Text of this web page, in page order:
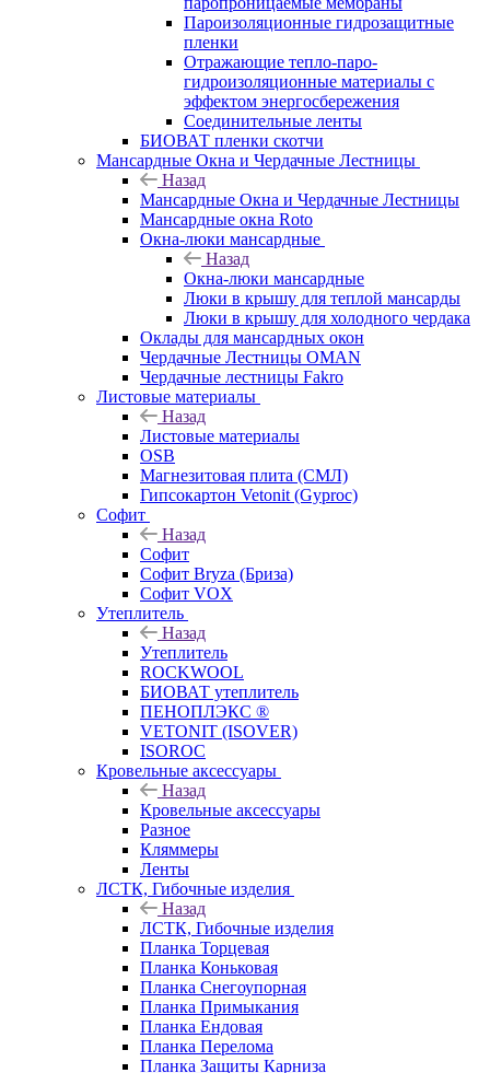
Пароизоляционные гидрозащитные
пленки
Отражающие тепло-паро-
гидроизоляционные материалы с
эффектом энергосбережения
Соединительные ленты
БИОВАТ пленки скотчи
Мансардные Окна и Чердачные Лестницы
Назад
Мансардные Окна и Чердачные Лестницы
Мансардные окна Roto
Окна-люки мансардные
Назад
Окна-люки мансардные
Люки в крышу для теплой мансарды
Люки в крышу для холодного чердака
Оклады для мансардных окон
Чердачные Лестницы OMAN
Чердачные лестницы Fakro
Листовые материалы
Назад
Листовые материалы
OSB
Магнезитовая плита (СМЛ)
Гипсокартон Vetonit (Gyproc)
Софит
Назад
Софит
Софит Bryza (Бриза)
Софит VOX
Утеплитель
Назад
Утеплитель
ROCKWOOL
БИОВАТ утеплитель
ПЕНОПЛЭКС ®
VETONIT (ISOVER)
ISOROC
Кровельные аксессуары
Назад
Кровельные аксессуары
Разное
Кляммеры
Ленты
ЛСТК, Гибочные изделия
Назад
ЛСТК, Гибочные изделия
Планка Торцевая
Планка Коньковая
Планка Снегоупорная
Планка Примыкания
Планка Ендовая
Планка Перелома
Планка Защиты Карниза